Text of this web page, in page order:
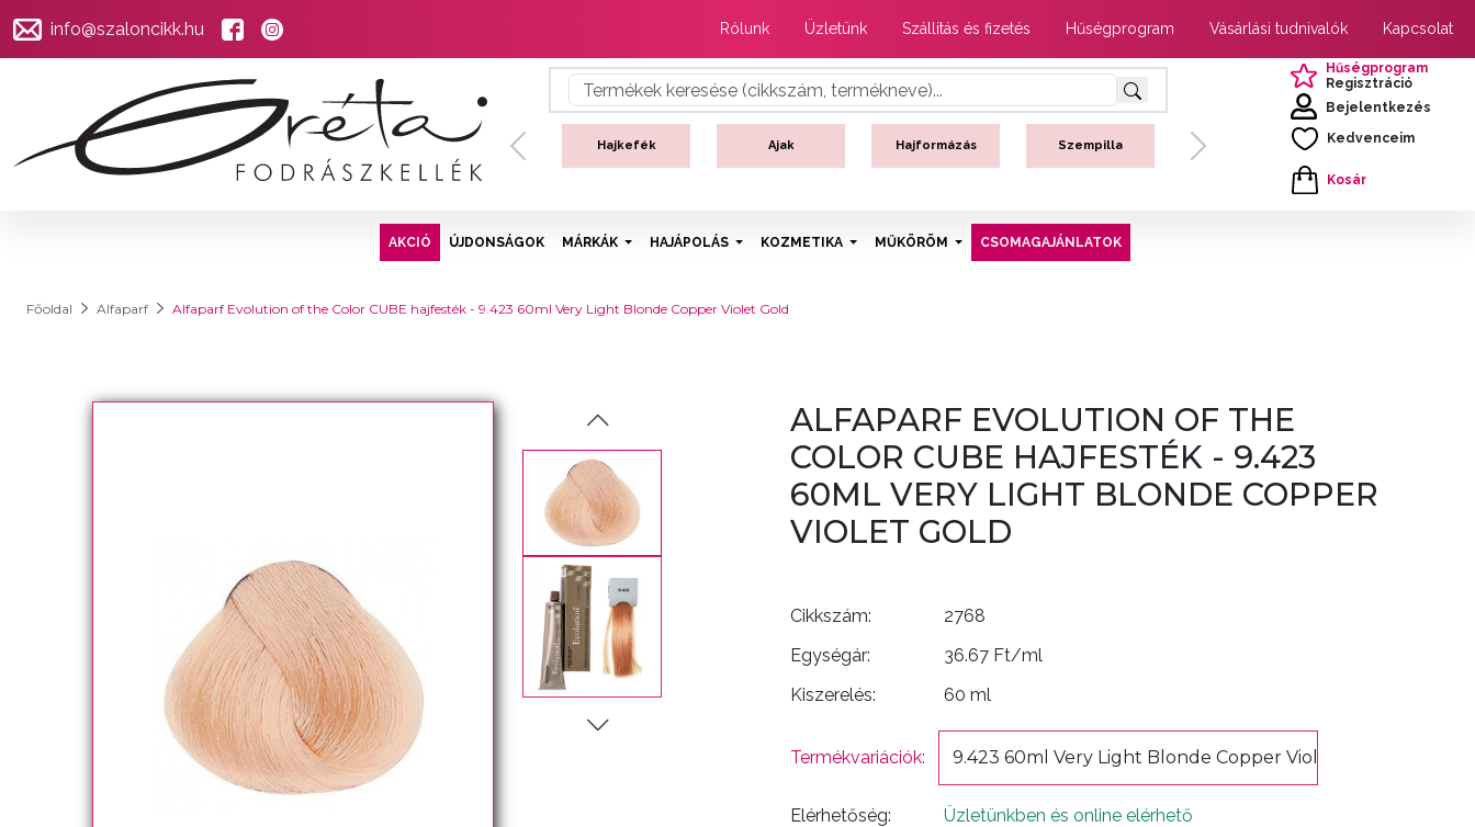
info@szaloncikk.hu Rólunk Üzletünk Szállítás és fizetés Hűségprogram Vásárlási tudnivalók Kapcsolat
Hajkefék Ajak Hajformázás Szempilla
Previous Next
Hűségprogram
Regisztráció
Bejelentkezés
Kedvenceim
Kosár
AKCIÓ ÚJDONSÁGOK MÁRKÁK HAJÁPOLÁS KOZMETIKA MŰKÖRÖM CSOMAGAJÁNLATOK
Főoldal Alfaparf Alfaparf Evolution of the Color CUBE hajfesték - 9.423 60ml Very Light Blonde Copper Violet Gold
ALFAPARF EVOLUTION OF THE
COLOR CUBE HAJFESTÉK - 9.423
60ML VERY LIGHT BLONDE COPPER
VIOLET GOLD
Cikkszám:
2768
Egységár:
36.67 Ft/ml
Kiszerelés:
60 ml
Termékvariációk: 9.423 60ml Very Light Blonde Copper Violet Gold
Elérhetőség: Üzletünkben és online elérhető